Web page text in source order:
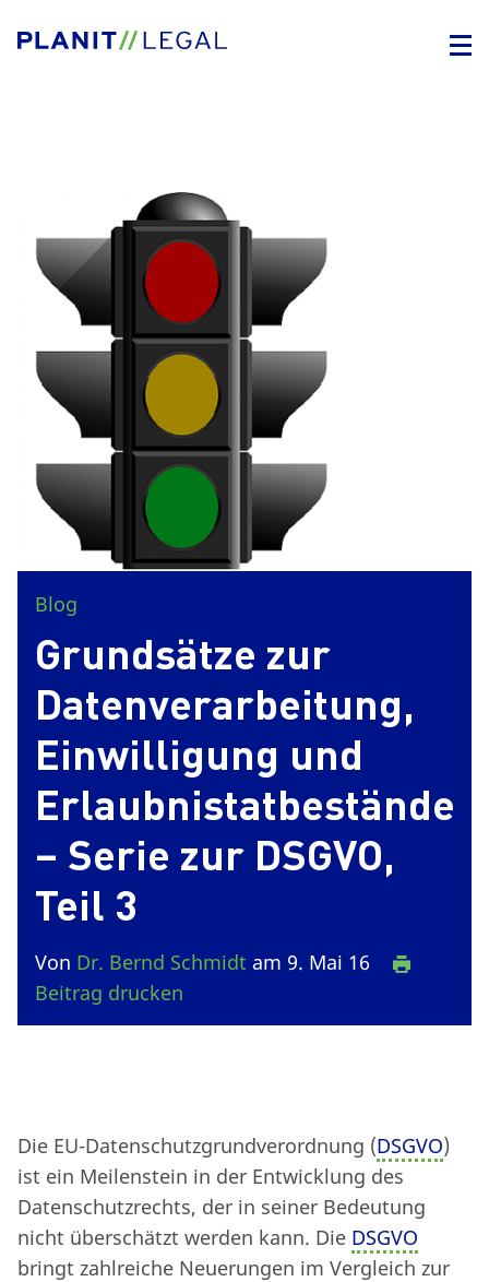
Blog
Grundsätze zur
Datenverarbeitung,
Einwilligung und
Erlaubnistatbestände
– Serie zur DSGVO,
Teil 3
Von Dr. Bernd Schmidt am 9. Mai 16
Beitrag drucken
Die EU-Datenschutzgrundverordnung (DSGVO)
ist ein Meilenstein in der Entwicklung des
Datenschutzrechts, der in seiner Bedeutung
nicht überschätzt werden kann. Die DSGVO
bringt zahlreiche Neuerungen im Vergleich zur